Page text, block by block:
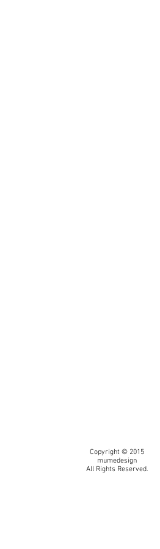
Copyright © 2015
mumedesign
All Rights Reserved.